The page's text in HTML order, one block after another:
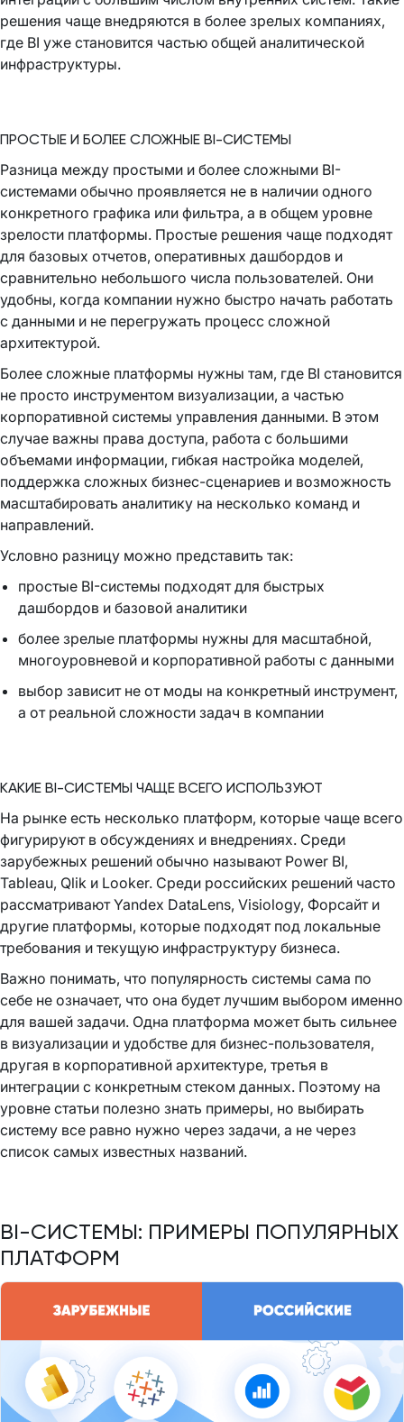
решения чаще внедряются в более зрелых компаниях,
где BI уже становится частью общей аналитической
инфраструктуры.
ПРОСТЫЕ И БОЛЕЕ СЛОЖНЫЕ BI-СИСТЕМЫ
Разница между простыми и более сложными BI-
системами обычно проявляется не в наличии одного
конкретного графика или фильтра, а в общем уровне
зрелости платформы. Простые решения чаще подходят
для базовых отчетов, оперативных дашбордов и
сравнительно небольшого числа пользователей. Они
удобны, когда компании нужно быстро начать работать
с данными и не перегружать процесс сложной
архитектурой.
Более сложные платформы нужны там, где BI становится
не просто инструментом визуализации, а частью
корпоративной системы управления данными. В этом
случае важны права доступа, работа с большими
объемами информации, гибкая настройка моделей,
поддержка сложных бизнес-сценариев и возможность
масштабировать аналитику на несколько команд и
направлений.
Условно разницу можно представить так:
простые BI-системы подходят для быстрых
дашбордов и базовой аналитики
более зрелые платформы нужны для масштабной,
многоуровневой и корпоративной работы с данными
выбор зависит не от моды на конкретный инструмент,
а от реальной сложности задач в компании
КАКИЕ BI-СИСТЕМЫ ЧАЩЕ ВСЕГО ИСПОЛЬЗУЮТ
На рынке есть несколько платформ, которые чаще всего
фигурируют в обсуждениях и внедрениях. Среди
зарубежных решений обычно называют Power BI,
Tableau, Qlik и Looker. Среди российских решений часто
рассматривают Yandex DataLens, Visiology, Форсайт и
другие платформы, которые подходят под локальные
требования и текущую инфраструктуру бизнеса.
Важно понимать, что популярность системы сама по
себе не означает, что она будет лучшим выбором именно
для вашей задачи. Одна платформа может быть сильнее
в визуализации и удобстве для бизнес-пользователя,
другая в корпоративной архитектуре, третья в
интеграции с конкретным стеком данных. Поэтому на
уровне статьи полезно знать примеры, но выбирать
систему все равно нужно через задачи, а не через
список самых известных названий.
BI-СИСТЕМЫ: ПРИМЕРЫ ПОПУЛЯРНЫХ
ПЛАТФОРМ